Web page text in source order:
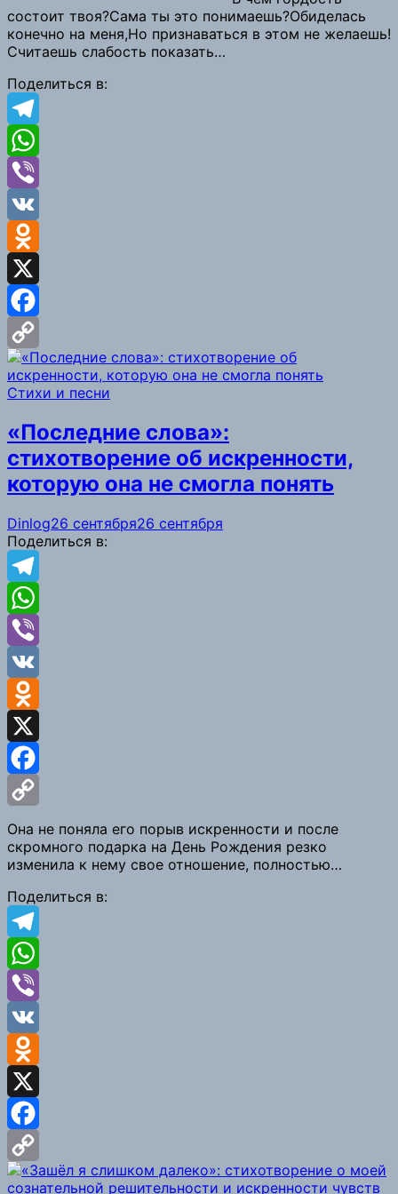
Link
состоит твоя?Сама ты это понимаешь?Обиделась
конечно на меня,Но признаваться в этом не желаешь!
Считаешь слабость показать…
Поделиться в:
Telegram
WhatsApp
Viber
VK
Odnoklassniki
X
Facebook
Copy
Link
Стихи и песни
«Последние слова»:
стихотворение об искренности,
которую она не смогла понять
Dinlog26 сентября26 сентября
Поделиться в:
Telegram
WhatsApp
Viber
VK
Odnoklassniki
X
Facebook
Copy
Link
Она не поняла его порыв искренности и после
скромного подарка на День Рождения резко
изменила к нему свое отношение, полностью…
Поделиться в:
Telegram
WhatsApp
Viber
VK
Odnoklassniki
X
Facebook
Copy